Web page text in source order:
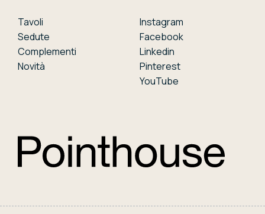
Tavoli
Sedute
Complementi
Novità
Instagram
Facebook
Linkedin
Pinterest
YouTube